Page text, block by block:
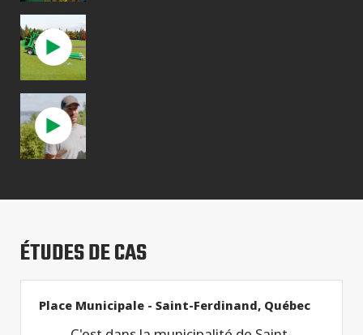
ÉTUDES DE CAS
Place Municipale - Saint-Ferdinand, Québec